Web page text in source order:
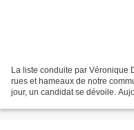
La liste conduite par Véronique
rues et hameaux de notre
jour, un candidat se dévoile.